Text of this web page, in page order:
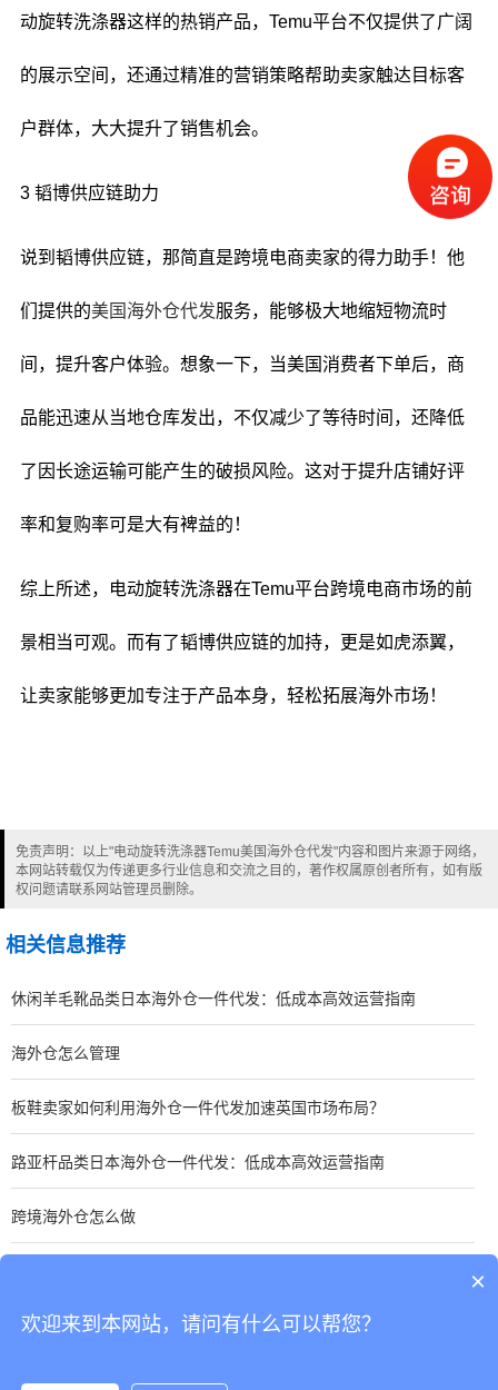
动旋转洗涤器这样的热销产品，Temu平台不仅提供了广阔
的展示空间，还通过精准的营销策略帮助卖家触达目标客
户群体，大大提升了销售机会。
3 韬博供应链助力
说到韬博供应链，那简直是跨境电商卖家的得力助手！他
们提供的美国海外仓代发服务，能够极大地缩短物流时
间，提升客户体验。想象一下，当美国消费者下单后，商
品能迅速从当地仓库发出，不仅减少了等待时间，还降低
了因长途运输可能产生的破损风险。这对于提升店铺好评
率和复购率可是大有裨益的！
综上所述，电动旋转洗涤器在Temu平台跨境电商市场的前
景相当可观。而有了韬博供应链的加持，更是如虎添翼，
让卖家能够更加专注于产品本身，轻松拓展海外市场！
免责声明：以上"电动旋转洗涤器Temu美国海外仓代发"内容和图片来源于网络，
本网站转载仅为传递更多行业信息和交流之目的，著作权属原创者所有，如有版
权问题请联系网站管理员删除。
相关信息推荐
休闲羊毛靴品类日本海外仓一件代发：低成本高效运营指南
海外仓怎么管理
板鞋卖家如何利用海外仓一件代发加速英国市场布局？
路亚杆品类日本海外仓一件代发：低成本高效运营指南
跨境海外仓怎么做
×
欢迎来到本网站，请问有什么可以帮您？